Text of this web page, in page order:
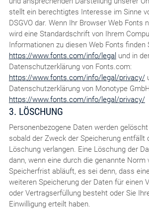
stellt ein berechtigtes Interesse im Sinne
DSGVO dar. Wenn Ihr Browser Web Fonts
wird eine Standardschrift von Ihrem
Informationen zu diesen Web Fonts finden
https://www.fonts.com/info/legal und in
Datenschutzerklärung von Fonts.com:
https://www.fonts.com/info/legal/privacy/
Datenschutzerklärung von Monotype
https://www.fonts.com/info/legal/privacy/
3. LÖSCHUNG
Personenbezogene Daten werden
sobald der Zweck der Speicherung entfällt
Löschung verlangen. Eine Löschung der
dann, wenn eine durch die genannte Norm
Speicherfrist abläuft, es sei denn, dass
weiteren Speicherung der Daten für einen
oder Vertragserfüllung besteht oder Sie
Einwilligung erteilt haben.